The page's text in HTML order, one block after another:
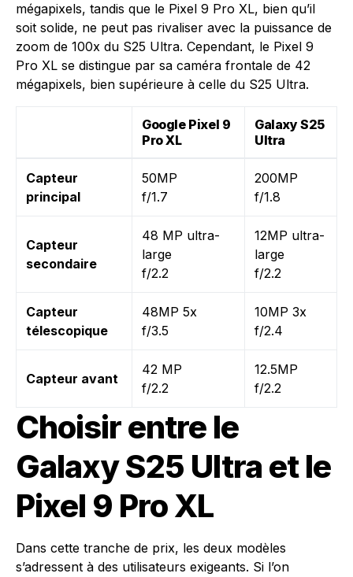
mégapixels, tandis que le Pixel 9 Pro XL, bien qu’il
soit solide, ne peut pas rivaliser avec la puissance de
zoom de 100x du S25 Ultra. Cependant, le Pixel 9
Pro XL se distingue par sa caméra frontale de 42
mégapixels, bien supérieure à celle du S25 Ultra.
Google Pixel 9
Pro XL
Galaxy S25
Ultra
Capteur
principal
50MP
f/1.7
200MP
f/1.8
Capteur
secondaire
48 MP ultra-
large
f/2.2
12MP ultra-
large
f/2.2
Capteur
télescopique
48MP 5x
f/3.5
10MP 3x
f/2.4
Capteur avant
42 MP
f/2.2
12.5MP
f/2.2
Choisir entre le
Galaxy S25 Ultra et le
Pixel 9 Pro XL
Dans cette tranche de prix, les deux modèles
s’adressent à des utilisateurs exigeants. Si l’on